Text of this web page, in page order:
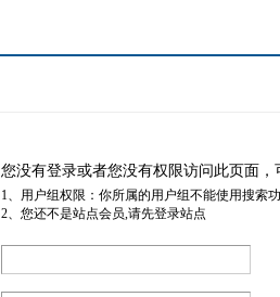
您没有登录或者您没有权限访问此页面
1、用户组权限：你所属的用户组不能使用搜索
2、您还不是站点会员,请先登录站点